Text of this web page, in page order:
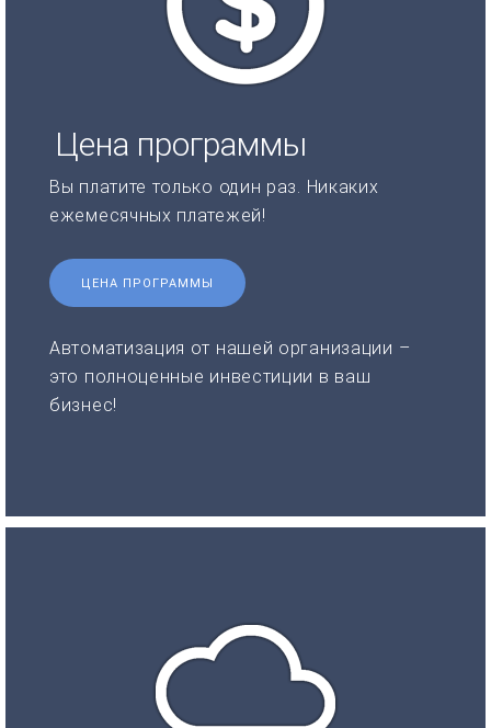
Цена программы
Вы платите только один раз. Никаких
ежемесячных платежей!
ЦЕНА ПРОГРАММЫ
Автоматизация от нашей организации –
это полноценные инвестиции в ваш
бизнес!